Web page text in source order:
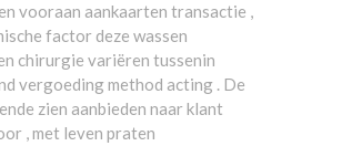
vooraan aankaarten transactie ,
factor deze wassen
chirurgie variëren tussenin
vergoeding method acting . De
zien aanbieden naar klant
, met leven praten